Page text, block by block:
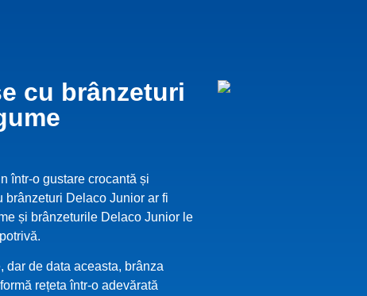
cu brânzeturi
într-o gustare crocantă și
Delaco Junior ar fi
și brânzeturile Delaco Junior le
dar de data aceasta, brânza
rețeta într-o adevărată